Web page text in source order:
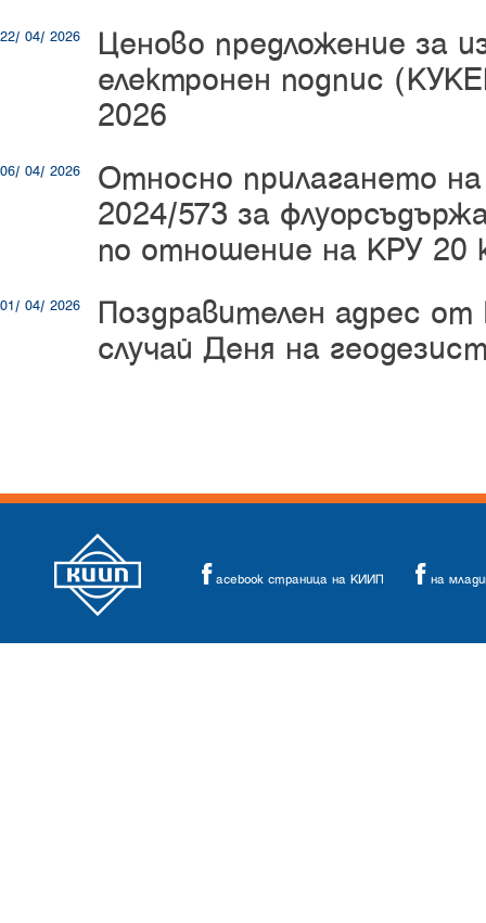
22/ 04/ 2026
Ценово предложение за
електронен подпис
2026
06/ 04/ 2026
Относно прилагането
2024/573 за
по отношение на КРУ 20
01/ 04/ 2026
Поздравителен адрес
случай Деня на
acebook страница на КИИП на